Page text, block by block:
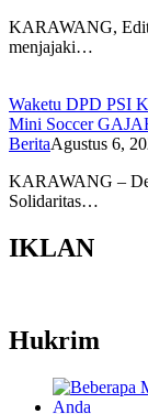
KARAWANG,
menjajaki…
Waketu DPD PSI
Mini Soccer
BeritaAgustus 6,
KARAWANG –
Solidaritas…
IKLAN
Hukrim